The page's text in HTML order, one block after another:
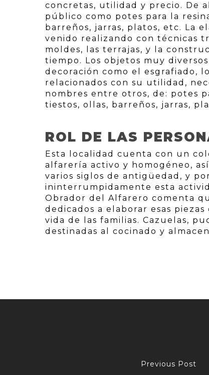
concretas, utilidad y precio. De
público como potes para la
barreños, jarras, platos, etc. La
venido realizando con técnicas
moldes, las terrajas, y la
tiempo. Los objetos muy
decoración como el esgrafiado,
relacionados con su utilidad,
nombres entre otros, de: potes
tiestos, ollas, barreños, jarras,
ROL DE LAS
Esta localidad cuenta con un
alfarería activo y homogéneo,
varios siglos de antigüedad, y
ininterrumpidamente esta
Obrador del Alfarero comenta
dedicados a elaborar esas
vida de las familias. Cazuelas,
destinadas al cocinado y
Previous Post